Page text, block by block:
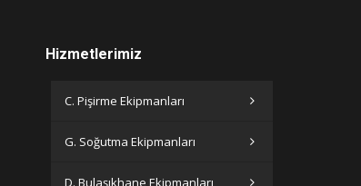
Hizmetlerimiz
C. Pişirme Ekipmanları
G. Soğutma Ekipmanları
D. Bulaşıkhane Ekipmanları